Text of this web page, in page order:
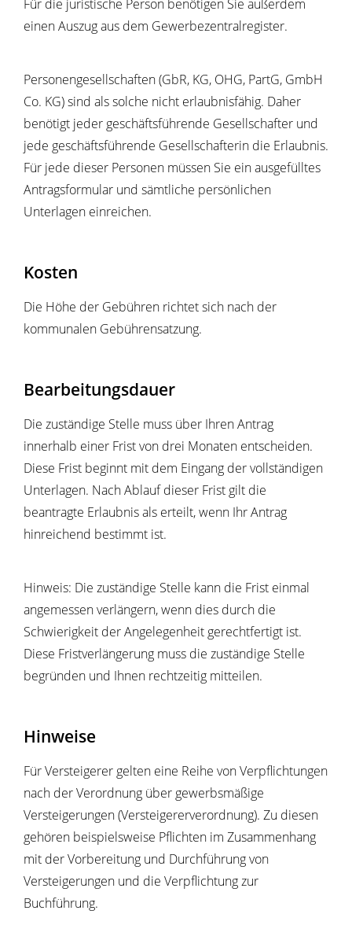
Für die juristische Person benötigen Sie außerdem
einen Auszug aus dem Gewerbezentralregister.
Personengesellschaften (GbR, KG, OHG, PartG, GmbH
Co. KG) sind als solche nicht erlaubnisfähig. Daher
benötigt jeder geschäftsführende Gesellschafter und
jede geschäftsführende Gesellschafterin die Erlaubnis.
Für jede dieser Personen müssen Sie ein ausgefülltes
Antragsformular und sämtliche persönlichen
Unterlagen einreichen.
Kosten
Die Höhe der Gebühren richtet sich nach der
kommunalen Gebührensatzung.
Bearbeitungsdauer
Die zuständige Stelle muss über Ihren Antrag
innerhalb einer Frist von drei Monaten entscheiden.
Diese Frist beginnt mit dem Eingang der vollständigen
Unterlagen. Nach Ablauf dieser Frist gilt die
beantragte Erlaubnis als erteilt, wenn Ihr Antrag
hinreichend bestimmt ist.
Hinweis: Die zuständige Stelle kann die Frist einmal
angemessen verlängern, wenn dies durch die
Schwierigkeit der Angelegenheit gerechtfertigt ist.
Diese Fristverlängerung muss die zuständige Stelle
begründen und Ihnen rechtzeitig mitteilen.
Hinweise
Für Versteigerer gelten eine Reihe von Verpflichtungen
nach der Verordnung über gewerbsmäßige
Versteigerungen (Versteigererverordnung). Zu diesen
gehören beispielsweise Pflichten im Zusammenhang
mit der Vorbereitung und Durchführung von
Versteigerungen und die Verpflichtung zur
Buchführung.